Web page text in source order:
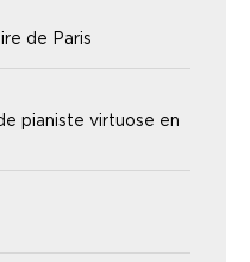
de Paris
pianiste virtuose en